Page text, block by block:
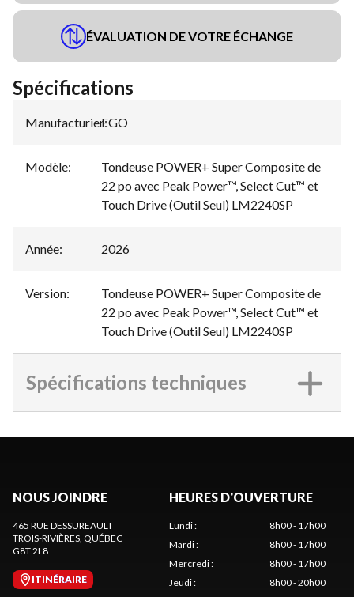
ÉVALUATION DE VOTRE ÉCHANGE
Spécifications
Manufacturier:
EGO
Modèle:
Tondeuse POWER+ Super Composite de
22 po avec Peak Power™, Select Cut™ et
Touch Drive (Outil Seul) LM2240SP
Année: 2026
Version:
Tondeuse POWER+ Super Composite de
22 po avec Peak Power™, Select Cut™ et
Touch Drive (Outil Seul) LM2240SP
Spécifications techniques
NOUS JOINDRE
465 RUE DESSUREAULT
TROIS-RIVIÈRES, QUÉBEC
G8T 2L8
ITINÉRAIRE
HEURES D'OUVERTURE
Lundi:
8h00 - 17h00
Mardi:
8h00 - 17h00
Mercredi:
8h00 - 17h00
Jeudi:
8h00 - 20h00